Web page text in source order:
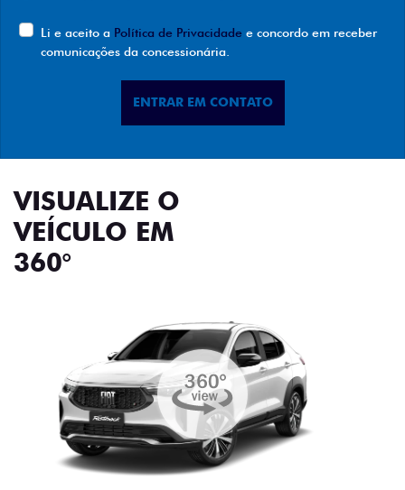
Li e aceito a Política de Privacidade e concordo em receber
comunicações da concessionária.
ENTRAR EM CONTATO
VISUALIZE O
VEÍCULO EM
360°